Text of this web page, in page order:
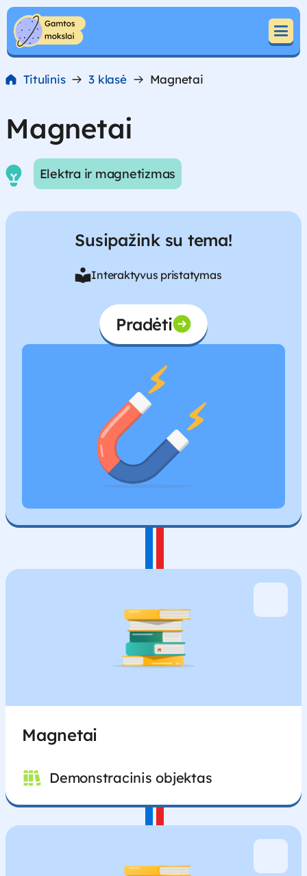
Pereiti prie turinio
Pereiti prie turinio
Titulinis 3 klasė Magnetai
Magnetai
Elektra ir magnetizmas
Susipažink su tema!
Interaktyvus pristatymas
Pradėti
Magnetai
Demonstracinis objektas